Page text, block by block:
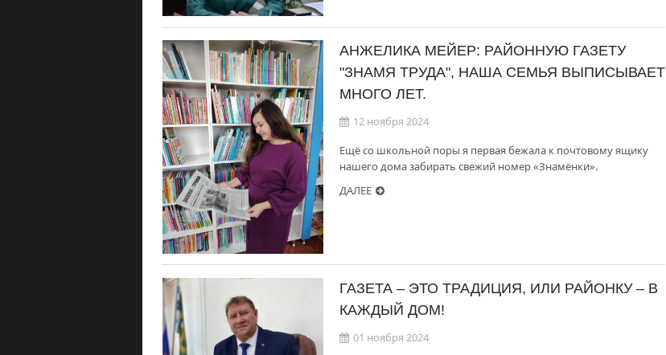
АНЖЕЛИКА МЕЙЕР: РАЙОННУЮ ГАЗЕТУ
"ЗНАМЯ ТРУДА", НАША СЕМЬЯ ВЫПИСЫВАЕТ
МНОГО ЛЕТ.
12 ноября 2024
Ещё со школьной поры я первая бежала к почтовому ящику
нашего дома забирать свежий номер «Знамёнки».
ДАЛЕЕ
ГАЗЕТА – ЭТО ТРАДИЦИЯ, ИЛИ РАЙОНКУ – В
КАЖДЫЙ ДОМ!
01 ноября 2024